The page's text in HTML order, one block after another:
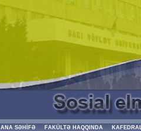
ANA SƏHİFƏ FAKÜLTƏ HAQQINDA